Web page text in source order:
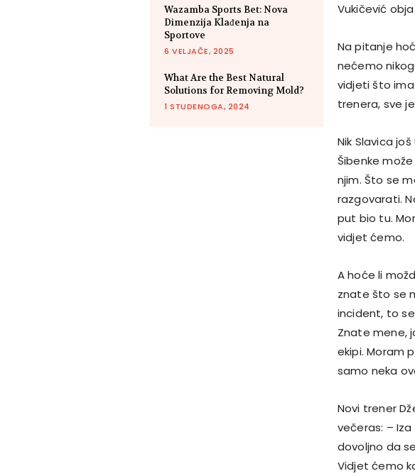
Wazamba Sports Bet: Nova
Dimenzija Klađenja na
Sportove
6 VELJAČE, 2025
What Are the Best Natural
Solutions for Removing Mold?
1 STUDENOGA, 2024
Vukičević
Na pitanje
nećemo
vidjeti što
trenera, sve
Nik Slavica
Šibenke
njim. Što se
razgovarati.
put bio tu.
vidjet ćemo.
A hoće li
znate što se
incident, to
Znate mene,
ekipi. Moram
samo neka
Novi trener
večeras: –
dovoljno da
Vidjet ćemo